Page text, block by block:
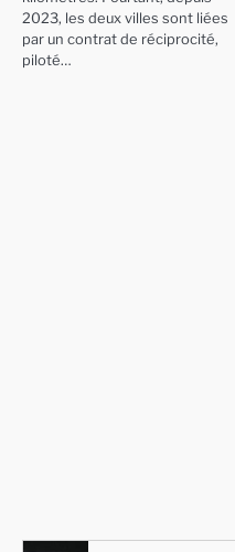
2023, les deux villes sont liées
par un contrat de réciprocité,
piloté…